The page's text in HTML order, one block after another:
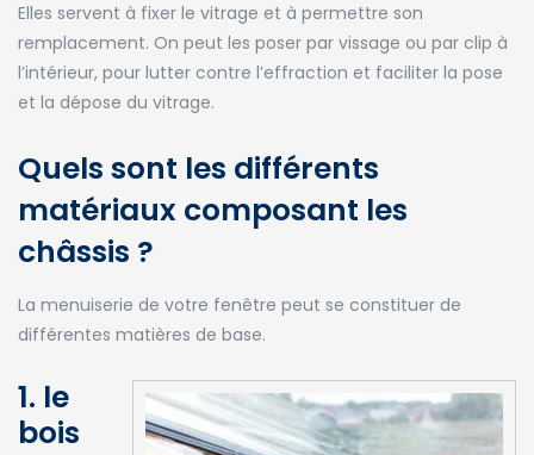
Elles servent à fixer le vitrage et à permettre son
remplacement. On peut les poser par vissage ou par clip à
l’intérieur, pour lutter contre l’effraction et faciliter la pose
et la dépose du vitrage.
Quels sont les différents
matériaux composant les
châssis ?
La menuiserie de votre fenêtre peut se constituer de
différentes matières de base.
1. le
bois